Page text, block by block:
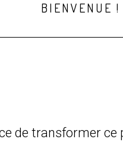
BIENVENUE !
de transformer